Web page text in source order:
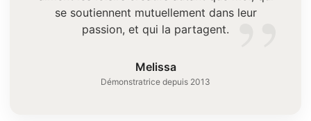
”
se soutiennent mutuellement dans leur
passion, et qui la partagent.
Melissa
Démonstratrice depuis 2013